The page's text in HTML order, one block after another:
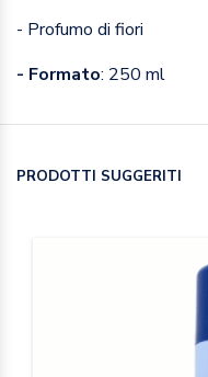
- Profumo di fiori
- Formato: 250 ml
PRODOTTI SUGGERITI